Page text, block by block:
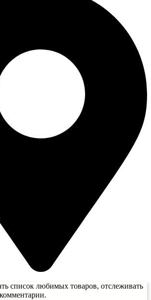
список любимых товаров, отслеживать